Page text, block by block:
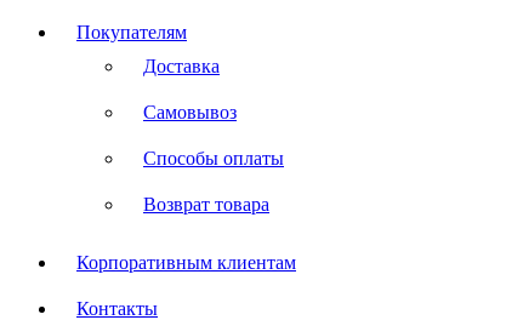
Покупателям
Доставка
Самовывоз
Способы оплаты
Возврат товара
Корпоративным клиентам
Контакты